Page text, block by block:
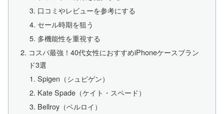
口コミやレビューを参考にする
セール時期を狙う
多機能性を重視する
コスパ最強！40代女性におすすめiPhoneケースブラン
ド3選
Spigen（シュピゲン）
Kate Spade（ケイト・スペード）
Bellroy（ベルロイ）